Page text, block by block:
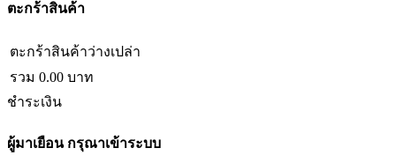
ตะกร้าสินค้า
ตะกร้าสินค้าว่างเปล่า
รวม 0.00 บาท
ชำระเงิน
ผู้มาเยือนกรุณาเข้าระบบ